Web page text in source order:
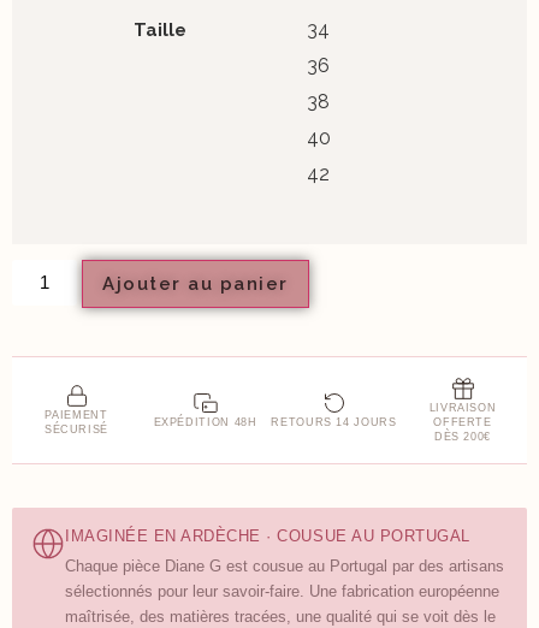
Taille
34
36
38
40
42
Ajouter au panier
PAIEMENT
SÉCURISÉ
EXPÉDITION 48H RETOURS 14 JOURS
LIVRAISON
OFFERTE
DÈS 200€
IMAGINÉE EN ARDÈCHE · COUSUE AU PORTUGAL
Chaque pièce Diane G est cousue au Portugal par des artisans
sélectionnés pour leur savoir-faire. Une fabrication européenne
maîtrisée, des matières tracées, une qualité qui se voit dès le